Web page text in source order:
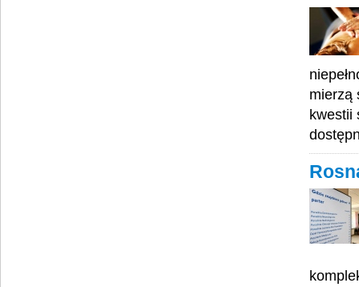
mierzą
kwestii